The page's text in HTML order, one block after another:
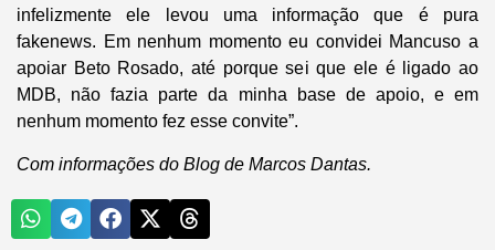
infelizmente ele levou uma informação que é pura
fakenews. Em nenhum momento eu convidei Mancuso a
apoiar Beto Rosado, até porque sei que ele é ligado ao
MDB, não fazia parte da minha base de apoio, e em
nenhum momento fez esse convite”.
Com informações do Blog de Marcos Dantas.